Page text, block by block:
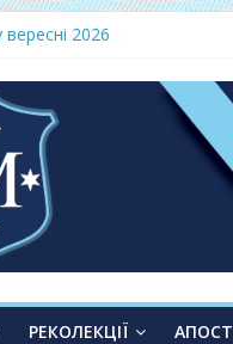
2026
2026
єв.Матея 2026
Христі – осінь 2026
РЕКОЛЕКЦІЇ